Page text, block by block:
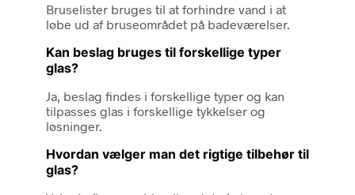
Bruselister bruges til at forhindre vand i at
løbe ud af bruseområdet på badeværelser.
Kan beslag bruges til forskellige typer
glas?
Ja, beslag findes i forskellige typer og kan
tilpasses glas i forskellige tykkelser og
løsninger.
Hvordan vælger man det rigtige tilbehør til
glas?